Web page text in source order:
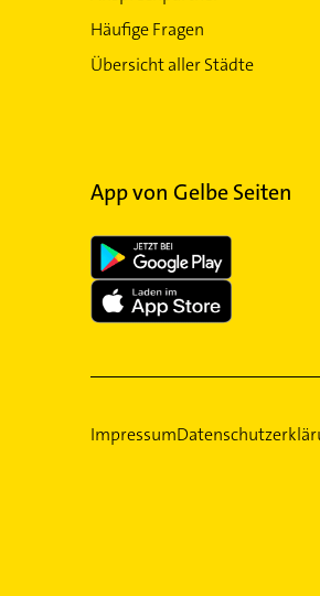
Häufige Fragen
Übersicht aller Städte
App von Gelbe Seiten
Impressum